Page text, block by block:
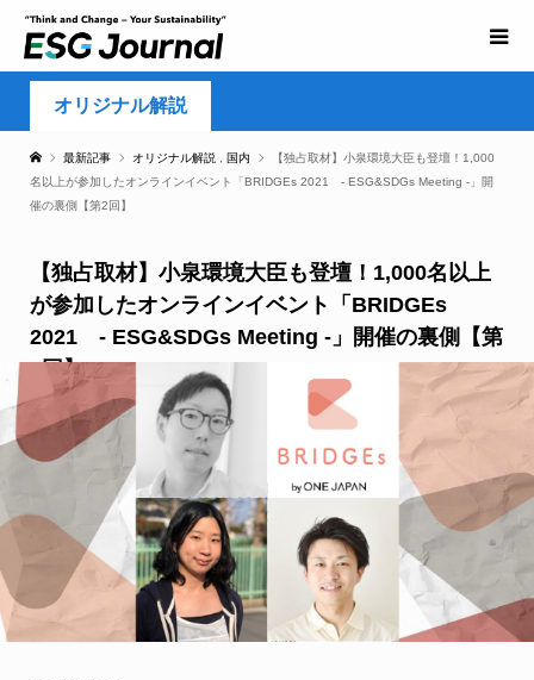
オリジナル解説
最新記事 オリジナル解説 国内
【独占取材】小泉環境大臣も登壇！1,000
名以上が参加したオンラインイベント「BRIDGEs 2021 - ESG&SDGs Meeting -」開
催の裏側【第2回】
【独占取材】小泉環境大臣も登壇！1,000名以上
が参加したオンラインイベント「BRIDGEs
2021 - ESG&SDGs Meeting -」開催の裏側【第
2回】